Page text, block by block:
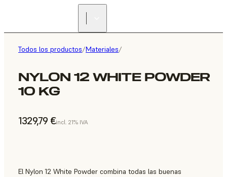
Todos los productos/Materiales/
NYLON 12 WHITE POWDER
10 KG
1329,79 €incl. 21% IVA
El Nylon 12 White Powder combina todas las buenas